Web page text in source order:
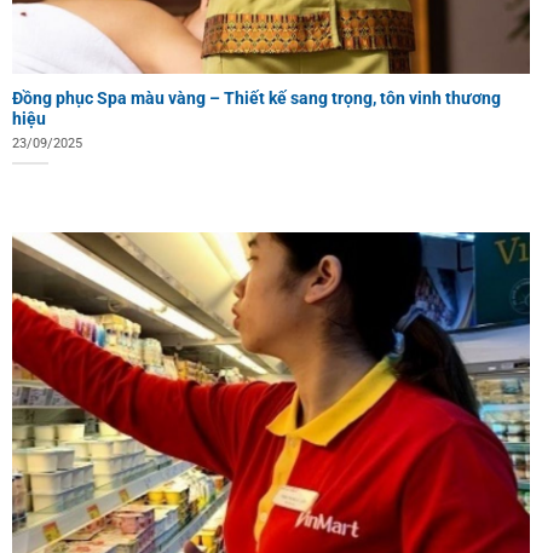
Đồng phục Spa màu vàng – Thiết kế sang trọng, tôn vinh thương
hiệu
23/09/2025